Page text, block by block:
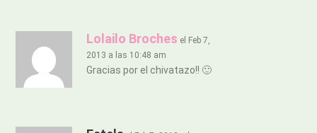
Lolailo Broches el Feb 7,
2013 a las 10:48 am
Gracias por el chivatazo!! 🙂